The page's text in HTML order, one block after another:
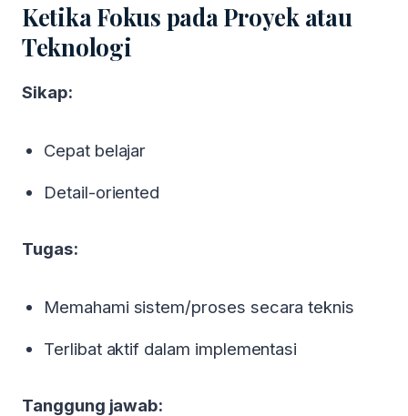
Ketika Fokus pada Proyek atau
Teknologi
Sikap:
Cepat belajar
Detail-oriented
Tugas:
Memahami sistem/proses secara teknis
Terlibat aktif dalam implementasi
Tanggung jawab: